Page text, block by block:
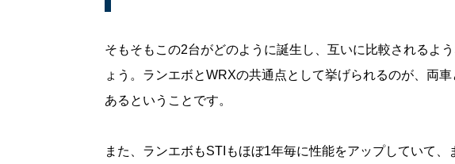
そもそもこの2台がどのように誕生し、互いに比較されるよ
ょう。ランエボとWRXの共通点として挙げられるのが、両
あるということです。
また、ランエボもSTIもほぼ1年毎に性能をアップしていて